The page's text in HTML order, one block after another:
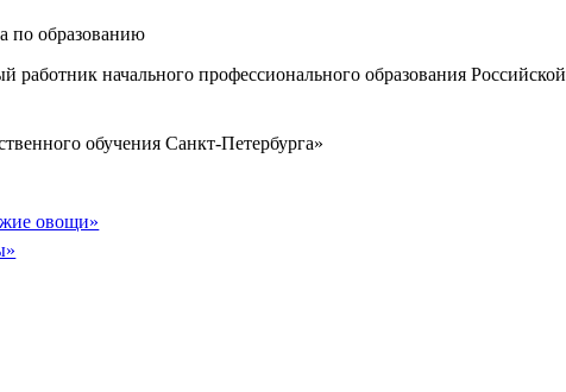
по образованию
начального профессионального образования Российской
обучения Санкт-Петербурга»
овощи»